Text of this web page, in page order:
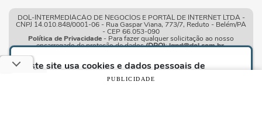
Este site usa cookies e dados pessoais de
acordo com os nossosTermos de Uso e Política
e, ao continuar navegando neste
DOL-INTERMEDIACAO DE NEGOCIOS E PORTAL DE INTERNET LTDA -
CNPJ 14.010.848/0001-06 - Rua Gaspar Viana, 773/7, Reduto - Belém/PA
- CEP 66.053-090
Política de Privacidade - Para fazer qualquer solicitação ao nosso
encarregado de proteção de dados(DPO):lgpd@dol.com.br.
PUBLICIDADE